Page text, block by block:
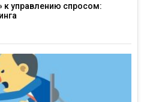
к управлению спросом: